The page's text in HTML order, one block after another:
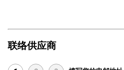
联络供应商